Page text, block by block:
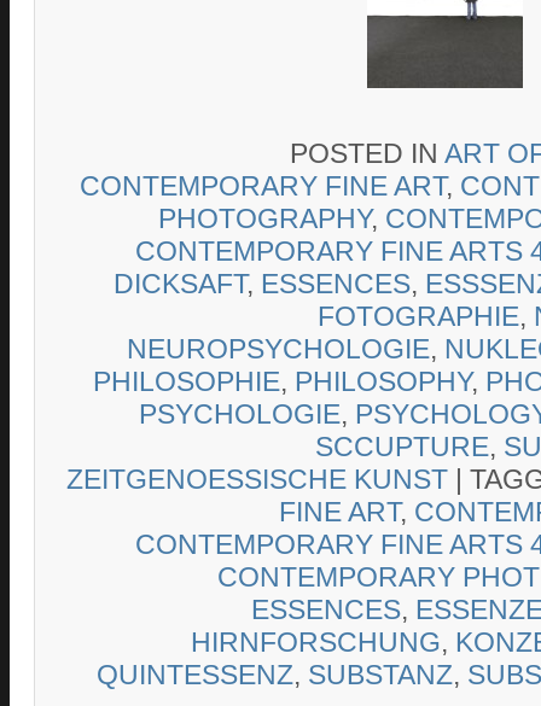
POSTED IN ART
CONTEMPORARY FINE ART,
PHOTOGRAPHY,
CONTEMPORARY FINE ARTS
DICKSAFT, ESSENCES,
FOTOGRAPHIE,
NEUROPSYCHOLOGIE,
PHILOSOPHIE, PHILOSOPHY,
PSYCHOLOGIE,
SCCUPTURE,
ZEITGENOESSISCHE KUNST |
FINE ART,
CONTEMPORARY FINE ARTS
CONTEMPORARY
ESSENCES,
HIRNFORSCHUNG,
QUINTESSENZ, SUBSTANZ,